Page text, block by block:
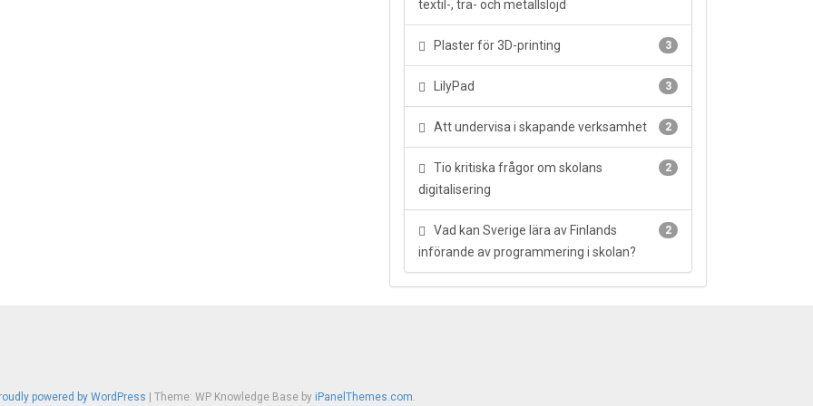
textil-, trä- och metallslöjd
3
Plaster för 3D-printing
3
LilyPad
2
Att undervisa i skapande verksamhet
2
Tio kritiska frågor om skolans
digitalisering
2
Vad kan Sverige lära av Finlands
införande av programmering i skolan?
powered by WordPress Theme: WP Knowledge Base by iPanelThemes.com.